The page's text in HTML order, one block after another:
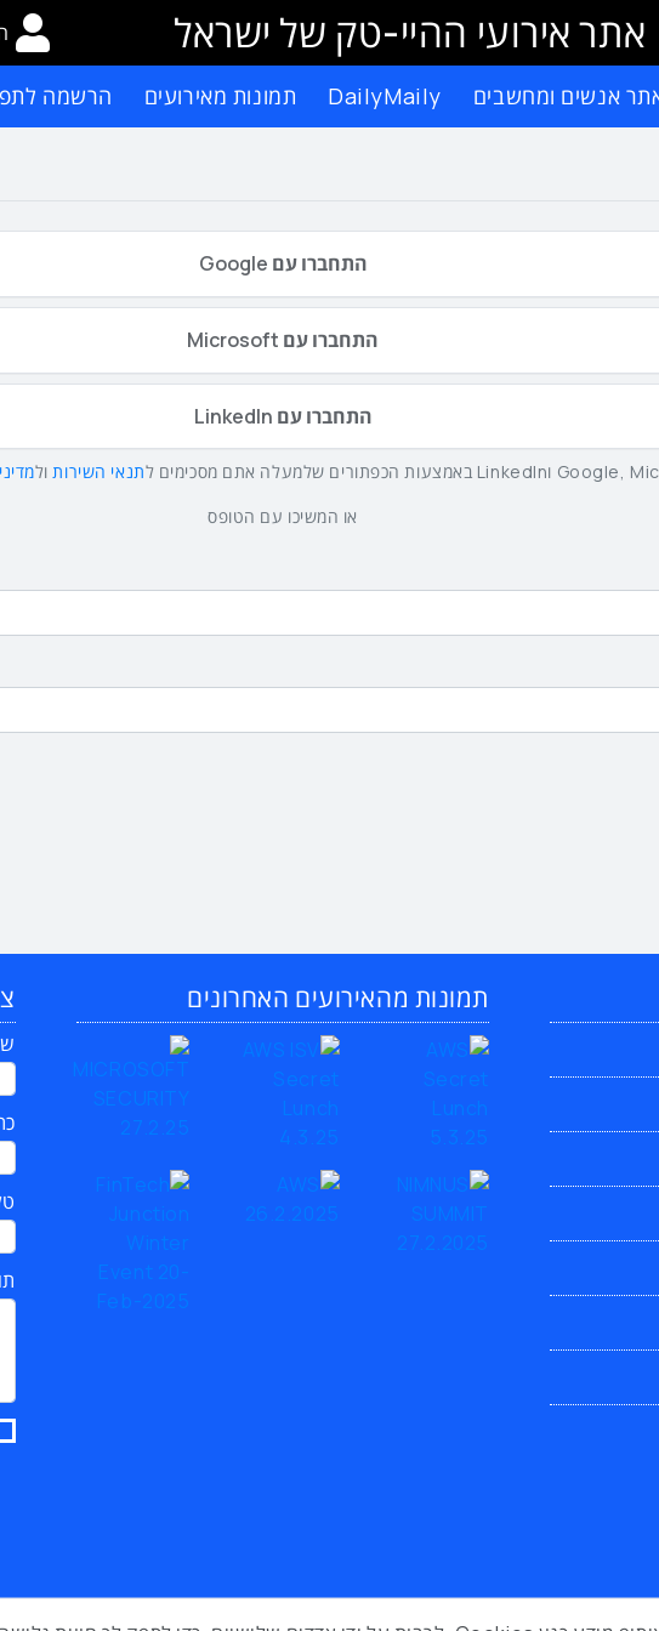
אתר אירועי ההיי-טק של ישראל
אנשים ומחשבים DailyMaily תמונות מאירועים הרשמה
התחברו עם Google
התחברו עם Microsoft
התחברו עם LinkedIn
תנאי השירותול
או המשיכו עם הטופס
תמונות מהאירועים האחרונים